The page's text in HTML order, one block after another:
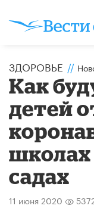
ЗДОРОВЬЕ //
Как
детей
школах
садах
11 июня 2020